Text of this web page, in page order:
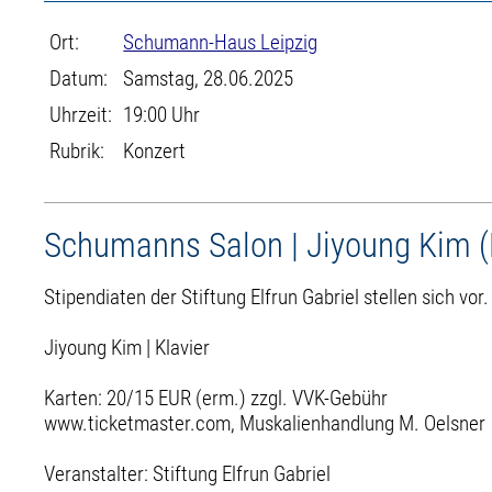
Ort:
Schumann-Haus Leipzig
Datum:
Samstag, 28.06.2025
Uhrzeit: 19:00 Uhr
Rubrik:
Konzert
Schumanns Salon | Jiyoung Kim
Stipendiaten der Stiftung Elfrun Gabriel stellen sich vor.
Jiyoung Kim | Klavier
Karten: 20/15 EUR (erm.) zzgl. VVK-Gebühr
www.ticketmaster.com, Muskalienhandlung M. Oelsner
Veranstalter: Stiftung Elfrun Gabriel